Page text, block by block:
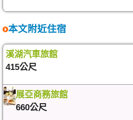
本文附近住宿
溪湖汽車旅館
415公尺
展亞商務旅館
660公尺